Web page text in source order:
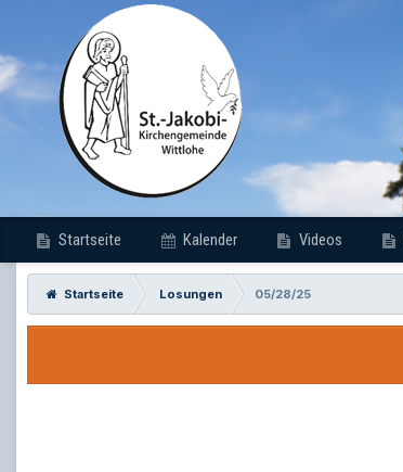
Startseite Kalender Videos
Startseite Losungen
05/28/25